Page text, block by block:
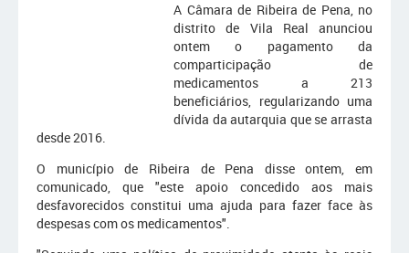
A Câmara de Ribeira de Pena, no
distrito de Vila Real anunciou
ontem o pagamento da
comparticipação de
medicamentos a 213
beneficiários, regularizando uma
dívida da autarquia que se arrasta
desde 2016.
O município de Ribeira de Pena disse ontem, em
comunicado, que "este apoio concedido aos mais
desfavorecidos constitui uma ajuda para fazer face às
despesas com os medicamentos".